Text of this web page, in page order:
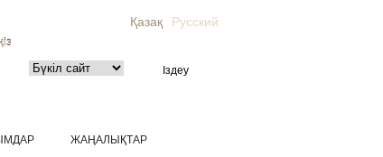
Қазақ Русский
ЖАҢАЛЫҚТАР